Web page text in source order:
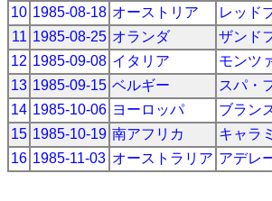
10 1985-08-18 オーストリア レッド
11 1985-08-25 オランダ ザンド
12 1985-09-08 イタリア モンツ
13 1985-09-15 ベルギー スパ・
14 1985-10-06 ヨーロッパ ブラン
15 1985-10-19 南アフリカ キャラミ
16 1985-11-03 オーストラリア アデレ